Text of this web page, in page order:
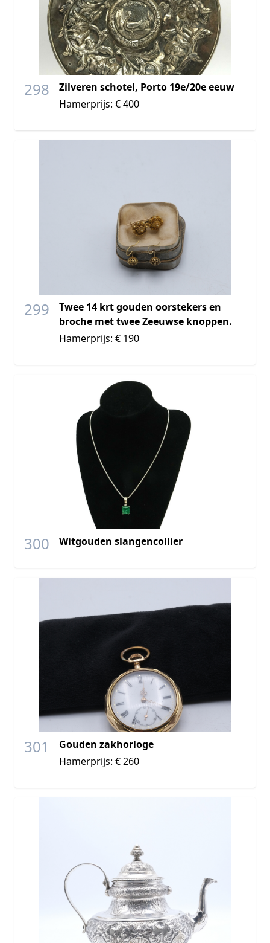
298
Zilveren schotel, Porto 19e/20e eeuw
Hamerprijs: € 400
299
Twee 14 krt gouden oorstekers en
broche met twee Zeeuwse knoppen.
Hamerprijs: € 190
300 Witgouden slangencollier
301
Gouden zakhorloge
Hamerprijs: € 260